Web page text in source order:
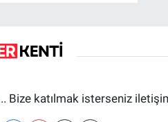
Bize katılmak isterseniz